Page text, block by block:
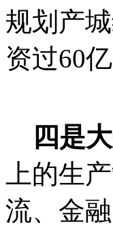
规划产
资过60
四是
上的生
流、金